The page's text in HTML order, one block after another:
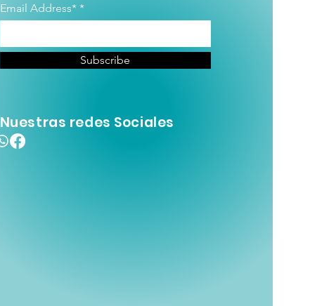
Email Address*
Subscribe
Nuestras redes Sociales